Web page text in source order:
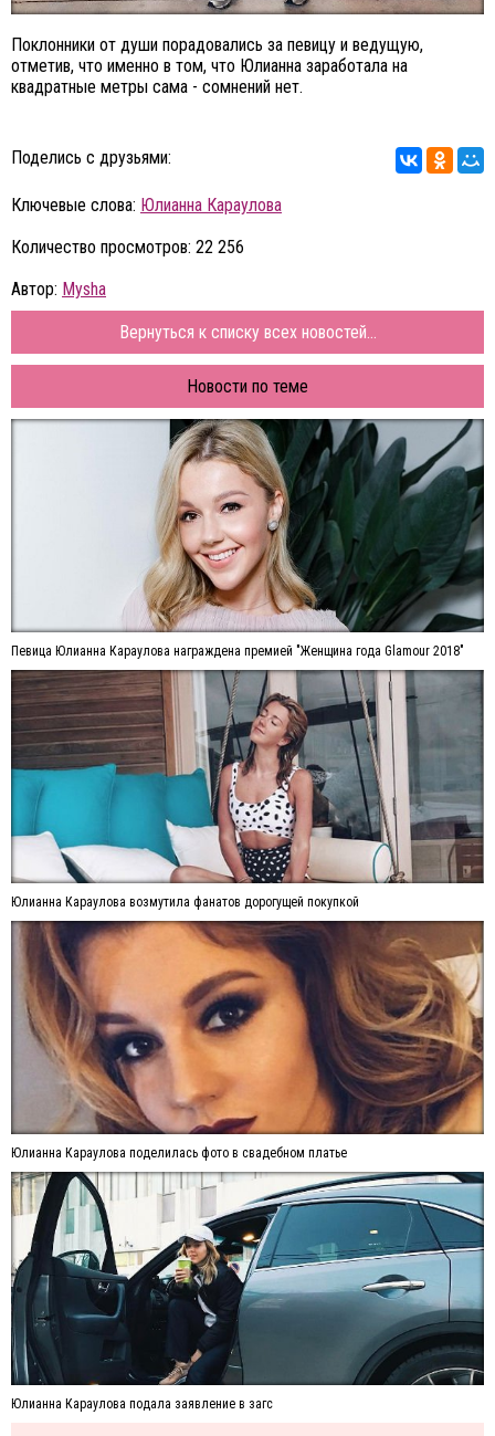
Поклонники от души порадовались за певицу и ведущую,
отметив, что именно в том, что Юлианна заработала на
квадратные метры сама - сомнений нет.
Поделись с друзьями:
Ключевые слова: Юлианна Караулова
Количество просмотров: 22 256
Автор: Mysha
Вернуться к списку всех новостей...
Новости по теме
Певица Юлианна Караулова награждена премией "Женщина года Glamour 2018"
Юлианна Караулова возмутила фанатов дорогущей покупкой
Юлианна Караулова поделилась фото в свадебном платье
Юлианна Караулова подала заявление в загс